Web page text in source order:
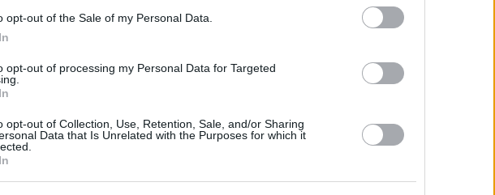
opt-out of the Sale of my Personal Data.
opt-out of processing my Personal Data for Targeted
opt-out of Collection, Use, Retention, Sale, and/or Sharing
Data that Is Unrelated with the Purposes for which it
Ende der regulären Saison gleich bleiben.
Laut einer Quelle liegen derzeit drei
auf dem Tisch, die alle an unterschiedliche
Saison gebunden sind. Nach einer
Eine, um das aktuelle Format ohne
den Playoffs und dem Final Four zu
abhängig von der Zeit zu haben, die
bleibt.